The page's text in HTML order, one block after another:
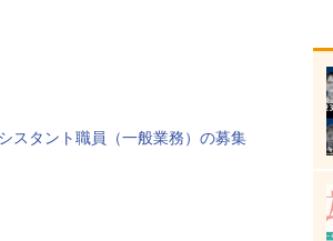
スタント職員（一般業務）の募集